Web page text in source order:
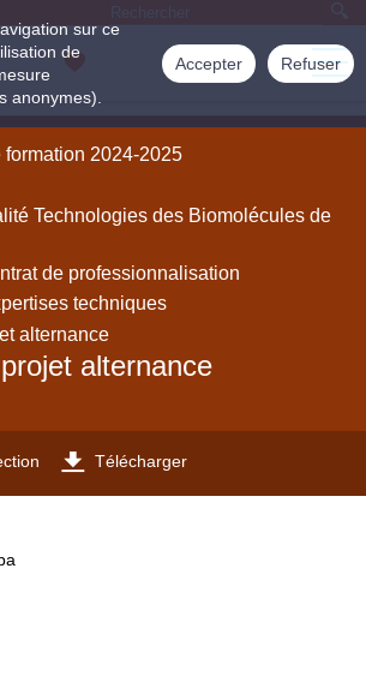
sur ce
de
anonymes).
Accepter Refuser
formation 2024-2025
Technologies des Biomolécules de
de professionnalisation
techniques
alternance
alternance
Télécharger